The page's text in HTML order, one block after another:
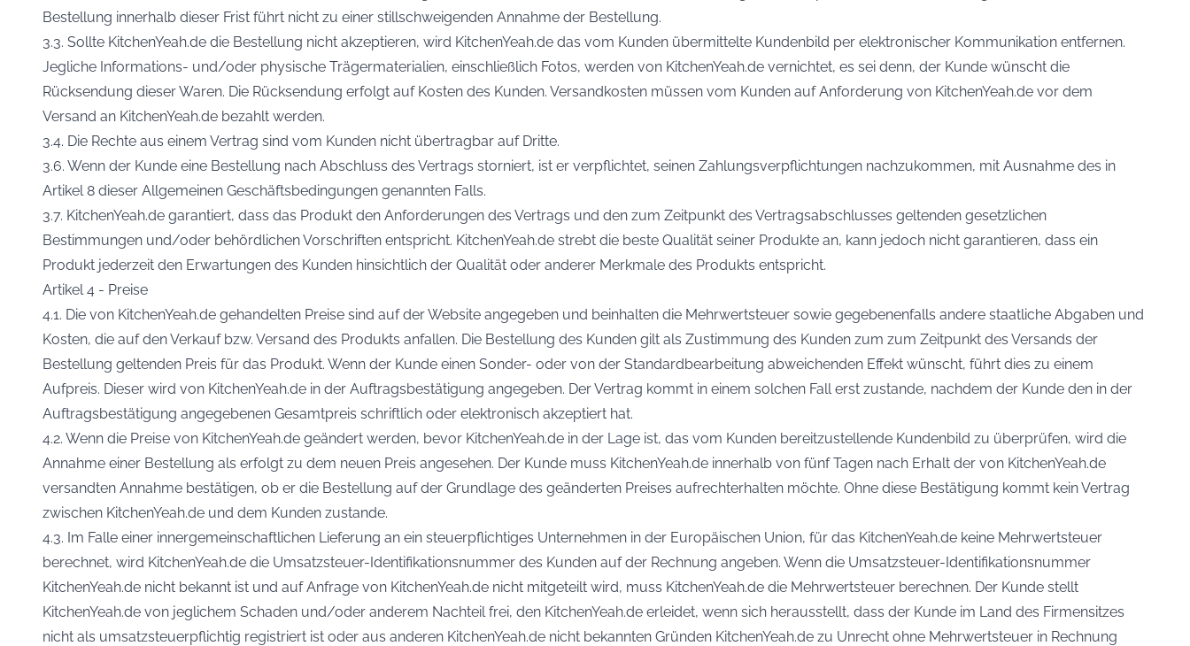
Bestellung innerhalb dieser Frist führt nicht zu einer stillschweigenden Annahme der Bestellung.
3.3. Sollte KitchenYeah.de die Bestellung nicht akzeptieren, wird KitchenYeah.de das vom Kunden übermittelte Kundenbild per elektronischer Kommunikation entfernen.
Jegliche Informations- und/oder physische Trägermaterialien, einschließlich Fotos, werden von KitchenYeah.de vernichtet, es sei denn, der Kunde wünscht die
Rücksendung dieser Waren. Die Rücksendung erfolgt auf Kosten des Kunden. Versandkosten müssen vom Kunden auf Anforderung von KitchenYeah.de vor dem
Versand an KitchenYeah.de bezahlt werden.
3.4. Die Rechte aus einem Vertrag sind vom Kunden nicht übertragbar auf Dritte.
3.6. Wenn der Kunde eine Bestellung nach Abschluss des Vertrags storniert, ist er verpflichtet, seinen Zahlungsverpflichtungen nachzukommen, mit Ausnahme des in
Artikel 8 dieser Allgemeinen Geschäftsbedingungen genannten Falls.
3.7. KitchenYeah.de garantiert, dass das Produkt den Anforderungen des Vertrags und den zum Zeitpunkt des Vertragsabschlusses geltenden gesetzlichen
Bestimmungen und/oder behördlichen Vorschriften entspricht. KitchenYeah.de strebt die beste Qualität seiner Produkte an, kann jedoch nicht garantieren, dass ein
Produkt jederzeit den Erwartungen des Kunden hinsichtlich der Qualität oder anderer Merkmale des Produkts entspricht.
Artikel 4 - Preise
4.1. Die von KitchenYeah.de gehandelten Preise sind auf der Website angegeben und beinhalten die Mehrwertsteuer sowie gegebenenfalls andere staatliche Abgaben und
Kosten, die auf den Verkauf bzw. Versand des Produkts anfallen. Die Bestellung des Kunden gilt als Zustimmung des Kunden zum zum Zeitpunkt des Versands der
Bestellung geltenden Preis für das Produkt. Wenn der Kunde einen Sonder- oder von der Standardbearbeitung abweichenden Effekt wünscht, führt dies zu einem
Aufpreis. Dieser wird von KitchenYeah.de in der Auftragsbestätigung angegeben. Der Vertrag kommt in einem solchen Fall erst zustande, nachdem der Kunde den in der
Auftragsbestätigung angegebenen Gesamtpreis schriftlich oder elektronisch akzeptiert hat.
4.2. Wenn die Preise von KitchenYeah.de geändert werden, bevor KitchenYeah.de in der Lage ist, das vom Kunden bereitzustellende Kundenbild zu überprüfen, wird die
Annahme einer Bestellung als erfolgt zu dem neuen Preis angesehen. Der Kunde muss KitchenYeah.de innerhalb von fünf Tagen nach Erhalt der von KitchenYeah.de
versandten Annahme bestätigen, ob er die Bestellung auf der Grundlage des geänderten Preises aufrechterhalten möchte. Ohne diese Bestätigung kommt kein Vertrag
zwischen KitchenYeah.de und dem Kunden zustande.
4.3. Im Falle einer innergemeinschaftlichen Lieferung an ein steuerpflichtiges Unternehmen in der Europäischen Union, für das KitchenYeah.de keine Mehrwertsteuer
berechnet, wird KitchenYeah.de die Umsatzsteuer-Identifikationsnummer des Kunden auf der Rechnung angeben. Wenn die Umsatzsteuer-Identifikationsnummer
KitchenYeah.de nicht bekannt ist und auf Anfrage von KitchenYeah.de nicht mitgeteilt wird, muss KitchenYeah.de die Mehrwertsteuer berechnen. Der Kunde stellt
KitchenYeah.de von jeglichem Schaden und/oder anderem Nachteil frei, den KitchenYeah.de erleidet, wenn sich herausstellt, dass der Kunde im Land des Firmensitzes
nicht als umsatzsteuerpflichtig registriert ist oder aus anderen KitchenYeah.de nicht bekannten Gründen KitchenYeah.de zu Unrecht ohne Mehrwertsteuer in Rechnung